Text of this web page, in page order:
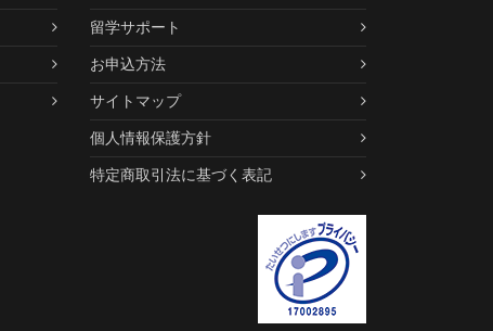
留学サポート
お申込方法
サイトマップ
個人情報保護方針
特定商取引法に基づく表記